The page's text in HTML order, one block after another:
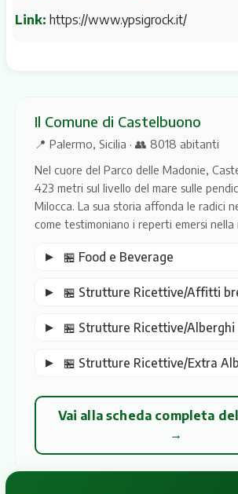
Link: https://www.ypsigrock.it/
Il Comune di Castelbuono
📍 Palermo, Sicilia · 👥 8018 abitanti
Nel cuore del Parco delle Madonie,
423 metri sul livello del mare sulle
Milocca. La sua storia affonda le radici
come testimoniano i reperti emersi nella
🏪 Food e Beverage
🏪 Strutture Ricettive/Affitti
🏪 Strutture Ricettive/Alberghi
🏪 Strutture Ricettive/Extra
Vai alla scheda completa
→